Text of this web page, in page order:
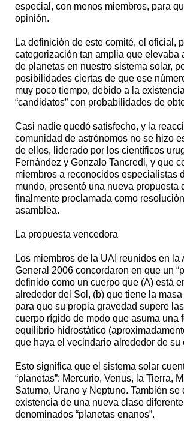
especial, con menos miembros, para
opinión.
La definición de este comité, el oficial,
categorización tan amplia que elevaba
de planetas en nuestro sistema solar,
posibilidades ciertas de que ese
muy poco tiempo, debido a la
“candidatos” con probabilidades de
Casi nadie quedó satisfecho, y la
comunidad de astrónomos no se hizo
de ellos, liderado por los científicos
Fernández y Gonzalo Tancredi, y que
miembros a reconocidos especialistas
mundo, presentó una nueva propuesta
finalmente proclamada como
asamblea.
La propuesta vencedora
Los miembros de la UAI reunidos en la
General 2006 concordaron en que un
definido como un cuerpo que (A) está
alrededor del Sol, (b) que tiene la
para que su propia gravedad supere
cuerpo rígido de modo que asuma una
equilibrio hidrostático
que haya el vecindario alrededor de su
Esto significa que el sistema solar
“planetas”: Mercurio, Venus, la Tierra,
Saturno, Urano y Neptuno. También se
existencia de una nueva clase
denominados “planetas enanos”.